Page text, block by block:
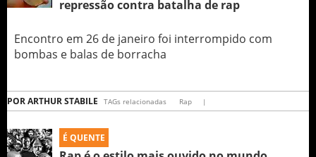
repressão contra batalha de rap
Encontro em 26 de janeiro foi interrompido com
bombas e balas de borracha
PORARTHUR STABILE TAGs relacionadas Rap |
É QUENTE